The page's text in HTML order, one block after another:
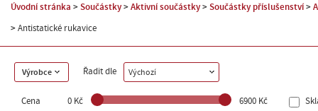
Úvodní stránka Součástky Aktivní součástky Součástky příslušenství
Antistatické rukavice
Výrobce Řadit dle Výchozí
Cena 0 Kč 6900 Kč